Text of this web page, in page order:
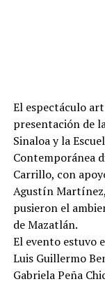
El espectáculo
presentación de
Sinaloa y la
Contemporánea
Carrillo, con
Agustín
pusieron el
de Mazatlán.
El evento estuvo
Luis Guillermo
Gabriela Peña